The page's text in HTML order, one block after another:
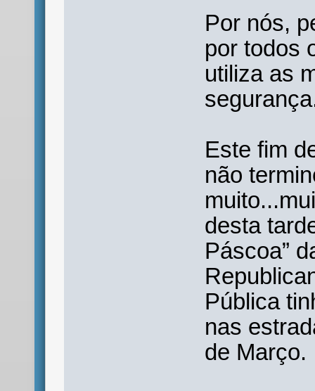
Por nós,
por todos
utiliza as
Este fim
não
desta
Páscoa”
Pública
nas
de Março.